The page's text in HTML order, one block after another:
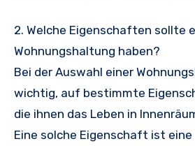
2. Welche Eigenschaften sollte
Wohnungshaltung haben?
Bei der Auswahl einer
wichtig, auf bestimmte
die ihnen das Leben in
Eine solche Eigenschaft ist eine